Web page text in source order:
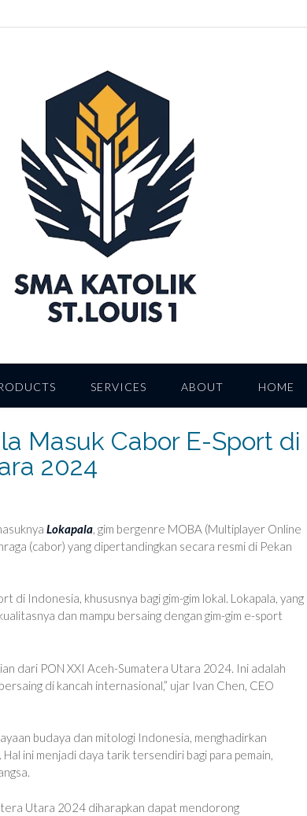
SERVICES ABOUT HOME
Masuk Cabor E-Sport di
2024
Lokapala , gim bergenre MOBA (Multiplayer Online
(cabor) yang dipertandingkan secara resmi di Pekan
di Indonesia, khususnya bagi gim-gim lokal. Lokapala, yang
dan mampu bersaing dengan gim-gim e-sport
dari PON XXI Aceh-Sumatera Utara 2024. Ini adalah
di kancah internasional,” ujar Ivan Chen, CEO
budaya dan mitologi Indonesia, menghadirkan
ini menjadi daya tarik tersendiri bagi para pemain,
Utara 2024 diharapkan dapat mendorong